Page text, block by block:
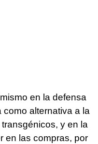
en la defensa
alternativa a la
y en la
en las compras, por